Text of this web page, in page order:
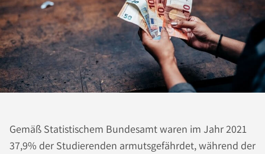
Gemäß Statistischem Bundesamt waren im Jahr 2021
37,9% der Studierenden armutsgefährdet, während der